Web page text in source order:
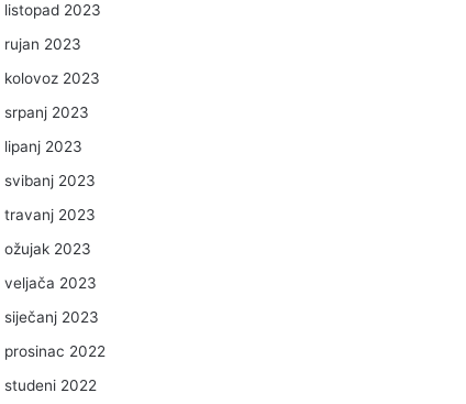
listopad 2023
rujan 2023
kolovoz 2023
srpanj 2023
lipanj 2023
svibanj 2023
travanj 2023
ožujak 2023
veljača 2023
siječanj 2023
prosinac 2022
studeni 2022